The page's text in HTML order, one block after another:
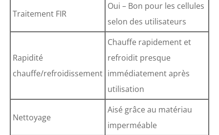
Traitement FIR
Oui – Bon pour les cellules
selon des utilisateurs
Rapidité
chauffe/refroidissement
Chauffe rapidement et
refroidit presque
immédiatement après
utilisation
Nettoyage
Aisé grâce au matériau
imperméable